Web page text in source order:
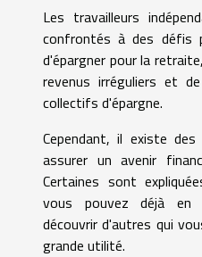
Les travailleurs
confrontés à des défis
d'épargner pour la
revenus irréguliers et
collectifs d'épargne.
Cependant, il existe
assurer un avenir
Certaines sont
vous pouvez déjà en
découvrir d'autres qui
grande utilité.